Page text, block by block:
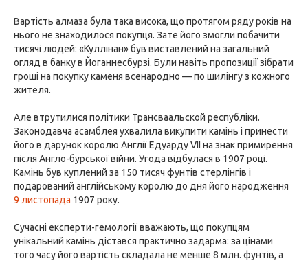
Вартість алмаза була така висока, що протягом ряду років на
нього не знаходилося покупця. Зате його змогли побачити
тисячі людей: «Куллінан» був виставлений на загальний
огляд в банку в Йоганнесбурзі. Були навіть пропозиції зібрати
гроші на покупку каменя всенародно — по шилінгу з кожного
жителя.
Але втрутилися політики Трансваальской республіки.
Законодавча асамблея ухвалила викупити камінь і принести
його в дарунок королю Англії Едуарду VII на знак примирення
після Англо-бурської війни. Угода відбулася в 1907 році.
Камінь був куплений за 150 тисяч фунтів стерлінгів і
подарований англійському королю до дня його народження
9 листопада 1907 року.
Сучасні експерти-гемології вважають, що покупцям
унікальний камінь дістався практично задарма: за цінами
того часу його вартість складала не менше 8 млн. фунтів, а